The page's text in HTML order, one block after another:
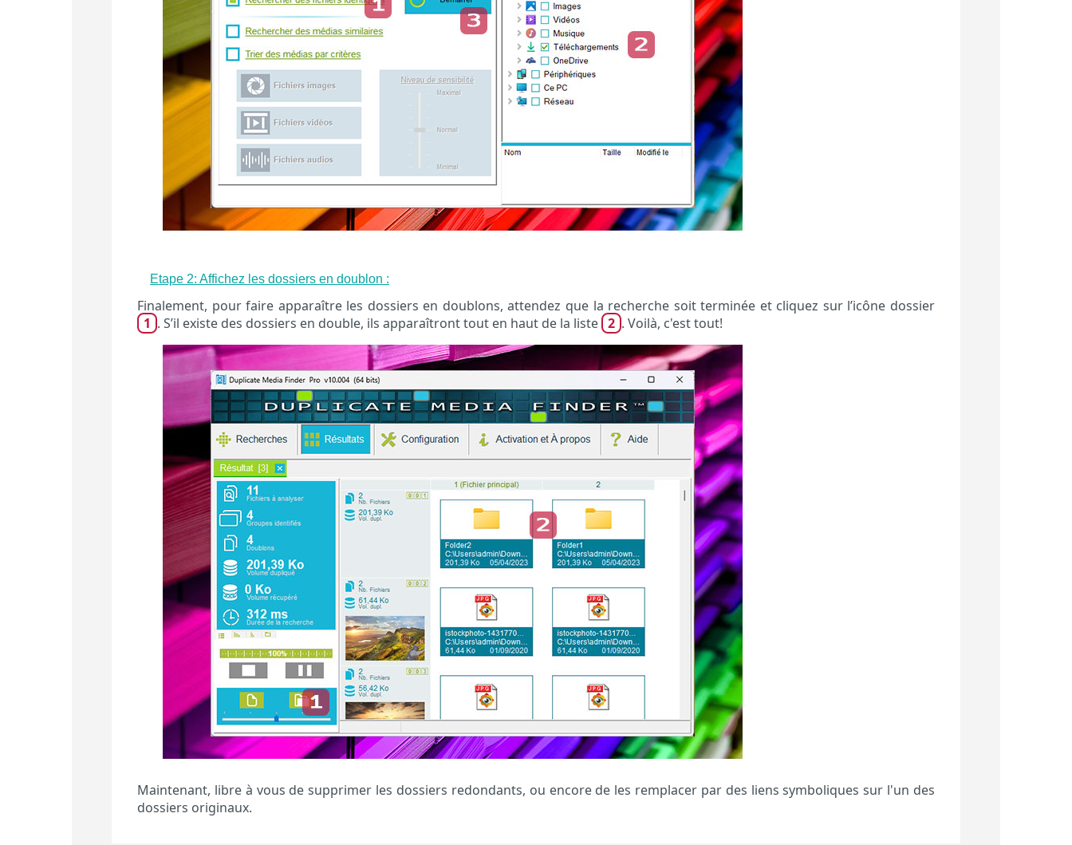
Etape 2: Affichez les dossiers en doublon :
Finalement, pour faire apparaître les dossiers en doublons, attendez que la recherche soit terminée et cliquez sur l’icône dossier
1 . S’il existe des dossiers en double, ils apparaîtront tout en haut de la liste 2 . Voilà, c'est tout!
Maintenant, libre à vous de supprimer les dossiers redondants, ou encore de les remplacer par des liens symboliques sur l'un des
dossiers originaux.